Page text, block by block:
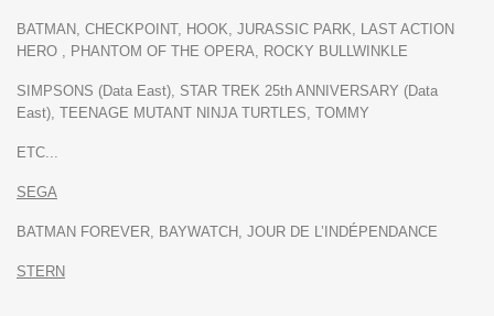
BATMAN, CHECKPOINT, HOOK, JURASSIC PARK, LAST ACTION
HERO , PHANTOM OF THE OPERA, ROCKY BULLWINKLE
SIMPSONS (Data East), STAR TREK 25th ANNIVERSARY (Data
East), TEENAGE MUTANT NINJA TURTLES, TOMMY
ETC...
SEGA
BATMAN FOREVER, BAYWATCH, JOUR DE L’INDÉPENDANCE
STERN